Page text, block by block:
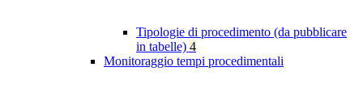
Tipologie di procedimento (da pubblicare
in tabelle) 4
Monitoraggio tempi procedimentali